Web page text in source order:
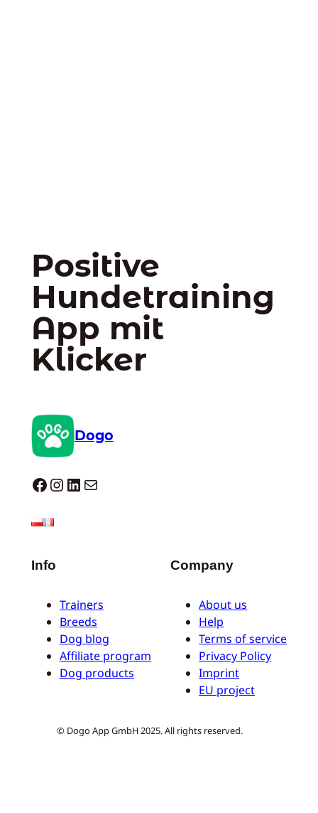
Positive
Hundetraining
App mit
Klicker
Dogo
Dogo facebook InstagramLinkedIn E-Mail
Info
Trainers
Breeds
Dog blog
Affiliate program
Dog products
Company
About us
Help
Terms of service
Privacy Policy
Imprint
EU project
© Dogo App GmbH 2025. All rights reserved.